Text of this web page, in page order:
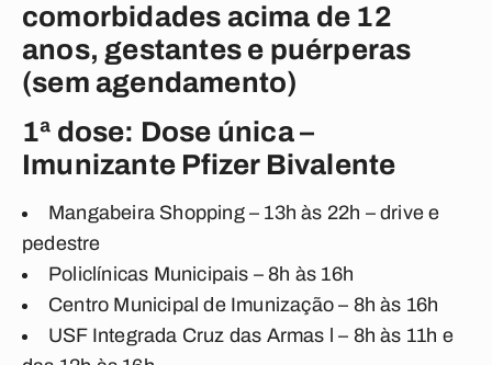
comorbidades acima de 12
anos, gestantes e puérperas
(sem agendamento)
1ª dose: Dose única –
Imunizante Pfizer Bivalente
Mangabeira Shopping – 13h às 22h – drive e
pedestre
Policlínicas Municipais – 8h às 16h
Centro Municipal de Imunização – 8h às 16h
USF Integrada Cruz das Armas l – 8h às 11h e